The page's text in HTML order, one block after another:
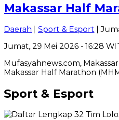
Makassar Half
Daerah Sport & Esport |
Jumat, 29 Mei 2026 - 16:28
Mufasyahnews.com,
Makassar Half Marathon
Sport & Esport